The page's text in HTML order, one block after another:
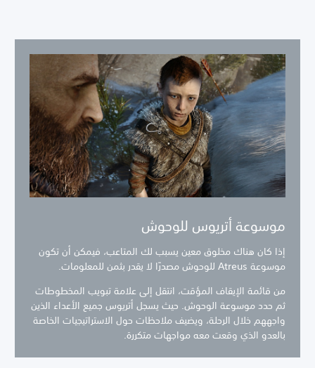
موسوعة أتريوس للوحوش
إذا كان هناك مخلوق معين يسبب لك المتاعب، فيمكن أن تكون
موسوعة Atreus للوحوش مصدرًا لا يقدر بثمن للمعلومات.
من قائمة الإيقاف المؤقت، انتقل إلى علامة تبويب المخطوطات
ثم حدد موسوعة الوحوش. حيث يسجل أتريوس جميع الأعداء الذين
واجههم خلال الرحلة، ويضيف ملاحظات حول الاستراتيجيات الخاصة
بالعدو الذي وقعت معه مواجهات متكررة.